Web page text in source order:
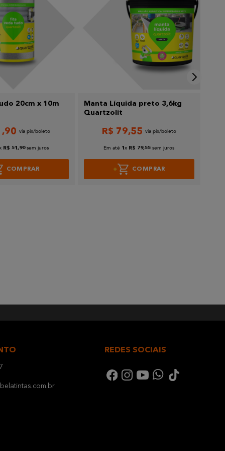
20cm x 10m
,90
R$ 51 ,90 sem juros
COMPRAR
Manta Líquida preto 3,6kg
Quartzolit
R$ 79,55
Em até 1x R$ 79,55 sem juros
COMPRAR
REDES SOCIAIS